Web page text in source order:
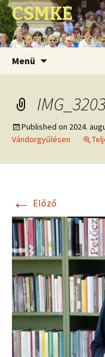
CSMKE
Csongrád
Menü
Published on 2024.
Vándorgyűlésen
← Előző